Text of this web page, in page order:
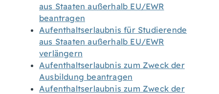
aus Staaten außerhalb EU/EWR
beantragen
Aufenthaltserlaubnis für Studierende
aus Staaten außerhalb EU/EWR
verlängern
Aufenthaltserlaubnis zum Zweck der
Ausbildung beantragen
Aufenthaltserlaubnis zum Zweck der